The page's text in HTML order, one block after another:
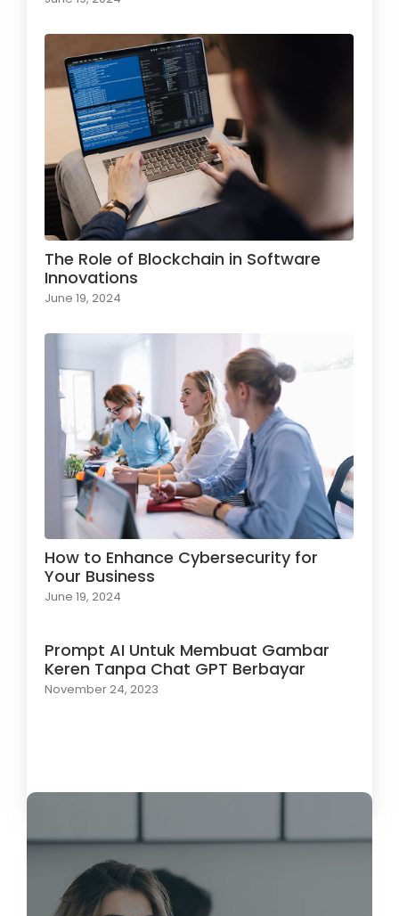
The Role of Blockchain in Software
Innovations
June 19, 2024
How to Enhance Cybersecurity for
Your Business
June 19, 2024
Prompt AI Untuk Membuat Gambar
Keren Tanpa Chat GPT Berbayar
November 24, 2023